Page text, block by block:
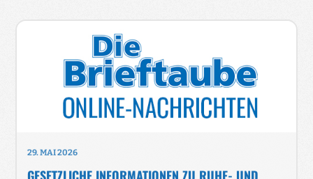
29. MAI 2026
GESETZLICHE INFORMATIONEN ZU RUHE- UND